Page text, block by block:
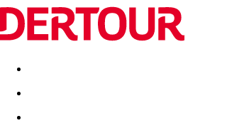
Destinatii Vacanta perfecta OFERTE